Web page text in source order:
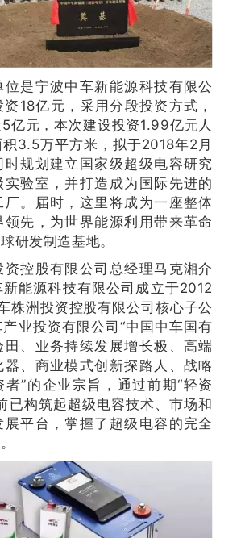
位是宁波中车新能源科技有限公
18亿元，采用分段投资方式，
亿元，本次建设投资1.99亿元人
3.5万平方米，拟于2018年2月
时规划建立国家级超级电容研究
实验室，并打造成为国际先进的
厂。届时，这里将成为一座整体
领先，为世界能源利用带来革命
研发制造基地。
资控股有限公司总经理马克湘介
能源科技有限公司成立于2012
株洲投资控股有限公司核心子公
业投资有限公司“中国中车国有
田、业务持续发展增长极、高端
器、商业模式创新探路人、战略
者”的企业宗旨，通过前期“轻资
已构筑起超级电容技术、市场和
展平台，掌握了超级电容的完全